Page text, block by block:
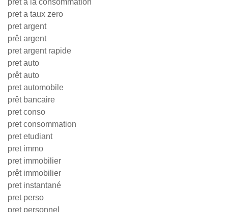
pret a la consommation
pret a taux zero
pret argent
prêt argent
pret argent rapide
pret auto
prêt auto
pret automobile
prêt bancaire
pret conso
pret consommation
pret etudiant
pret immo
pret immobilier
prêt immobilier
pret instantané
pret perso
pret personnel